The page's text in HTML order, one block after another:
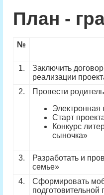
План -
№
1.
Заключить
реализации
2.
Провести
Старт
Конкурс
сыночка»
3.
Разработать и
семье»
4.
Сформировать
подготовительной